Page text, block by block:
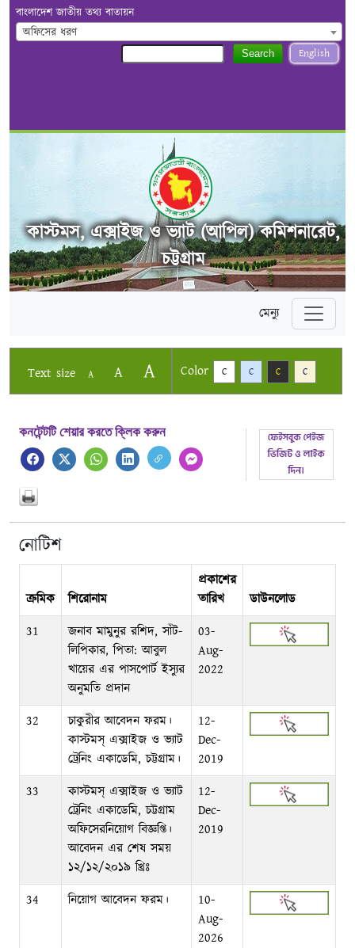
বাংলাদেশ জাতীয় তথ্য বাতায়ন
অফিসের ধরণ
English
Search
কাস্টমস, এক্সাইজ ও ভ্যাট (আপিল) কমিশনারেট,
চট্টগ্রাম
মেন্যু
Text size A A A Color C C C C
কনটেন্টটি শেয়ার করতে ক্লিক করুন
নোটিশ
ক্রমিক শিরোনাম
প্রকাশের
তারিখ
ডাউনলোড
31
জনাব মামুনুর রশিদ, সাঁট-
লিপিকার, পিতা: আবুল
খায়ের এর পাসপোর্ট ইস্যুর
অনুমতি প্রদান
03-
Aug-
2022
32
চাকুরীর আবেদন ফরম।
কাস্টমস্ এক্সাইজ ও ভ্যাট
ট্রেনিং একাডেমি, চট্টগ্রাম।
12-
Dec-
2019
33
কাস্টমস্ এক্সাইজ ও ভ্যাট
ট্রেনিং একাডেমি, চট্টগ্রাম
অফিসেরনিয়োগ বিজ্ঞপ্তি।
আবেদন এর শেষ সময়
১২/১২/২০১৯ খ্রিঃ
12-
Dec-
2019
34 নিয়োগ আবেদন ফরম।
10-
Aug-
2026